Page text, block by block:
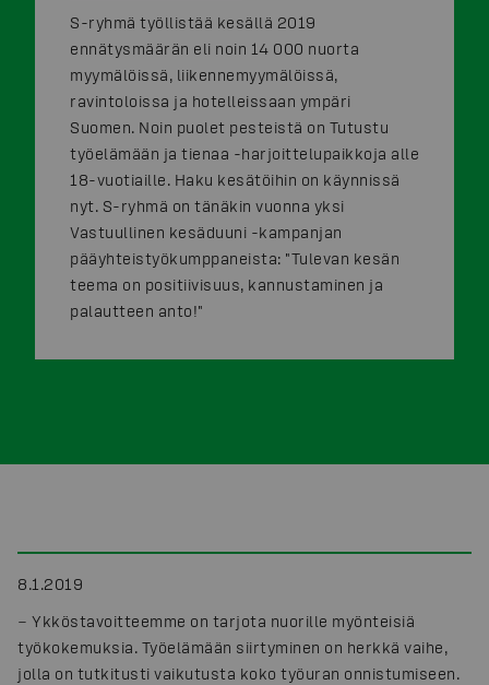
S-ryhmä työllistää kesällä 2019
ennätysmäärän eli noin 14 000 nuorta
myymälöissä, liikennemyymälöissä,
ravintoloissa ja hotelleissaan ympäri
Suomen. Noin puolet pesteistä on Tutustu
työelämään ja tienaa -harjoittelupaikkoja alle
18-vuotiaille. Haku kesätöihin on käynnissä
nyt. S-ryhmä on tänäkin vuonna yksi
Vastuullinen kesäduuni -kampanjan
pääyhteistyökumppaneista: "Tulevan kesän
teema on positiivisuus, kannustaminen ja
palautteen anto!"
8.1.2019
− Ykköstavoitteemme on tarjota nuorille myönteisiä
työkokemuksia. Työelämään siirtyminen on herkkä vaihe,
jolla on tutkitusti vaikutusta koko työuran onnistumiseen.